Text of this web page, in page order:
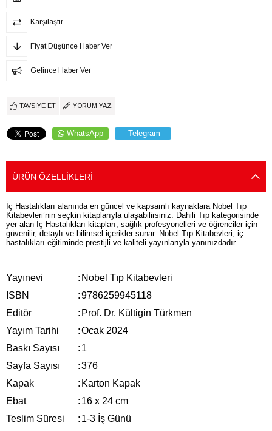
Karşılaştır
Fiyat Düşünce Haber Ver
Gelince Haber Ver
TAVSIYE ET YORUM YAZ
WhatsApp Telegram
ÜRÜN ÖZELLIKLERI
İç Hastalıkları alanında en güncel ve kapsamlı kaynaklara Nobel Tıp
Kitabevleri’nin seçkin kitaplarıyla ulaşabilirsiniz. Dahili Tıp kategorisinde
yer alan İç Hastalıkları kitapları, sağlık profesyonelleri ve öğrenciler için
güvenilir, detaylı ve bilimsel içerikler sunar. Nobel Tıp Kitabevleri, iç
hastalıkları eğitiminde prestijli ve kaliteli yayınlarıyla yanınızdadır.
Yayınevi : Nobel Tıp Kitabevleri
ISBN
:9786259945118
Editör
: Prof. Dr. Kültigin Türkmen
Yayım Tarihi
:Ocak 2024
Baskı Sayısı
: 1
Sayfa Sayısı
:376
Kapak
: Karton Kapak
Ebat
: 16 x 24 cm
Teslim Süresi
: 1-3 İş Günü